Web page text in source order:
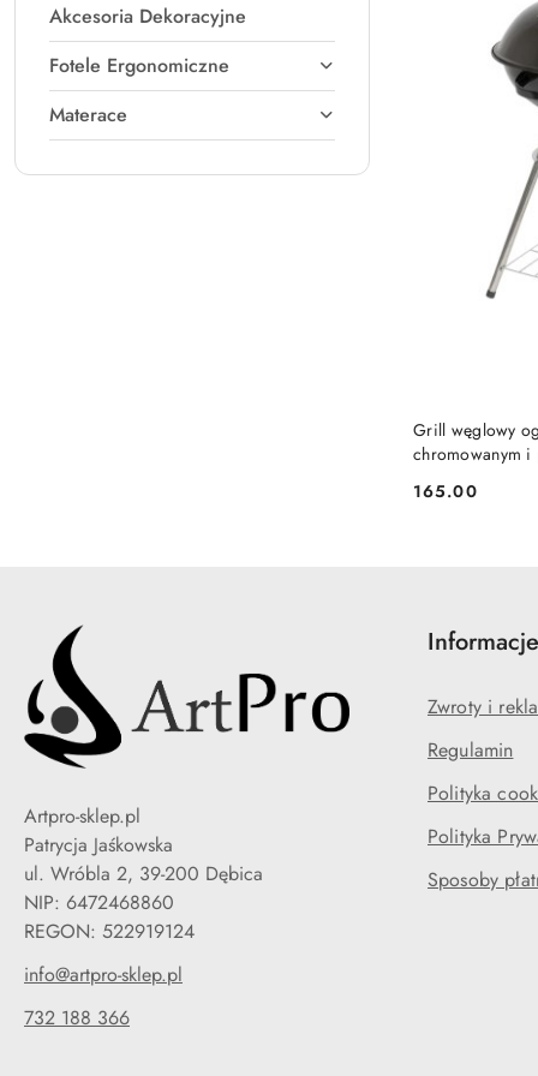
Akcesoria Dekoracyjne
Fotele Ergonomiczne
Materace
Grill węglowy
chromowanym i
Cena:
165.00
Artpro-sklep.pl
Patrycja Jaśkowska
ul. Wróbla 2, 39-200 Dębica
NIP: 6472468860
info@artpro-sklep.pl
732 188 366
Informacje
Zwroty i
Regulamin
Polityka
Polityka
Sposoby